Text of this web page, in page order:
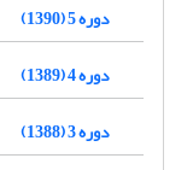
دوره 5 (1390)
دوره 4 (1389)
دوره 3 (1388)